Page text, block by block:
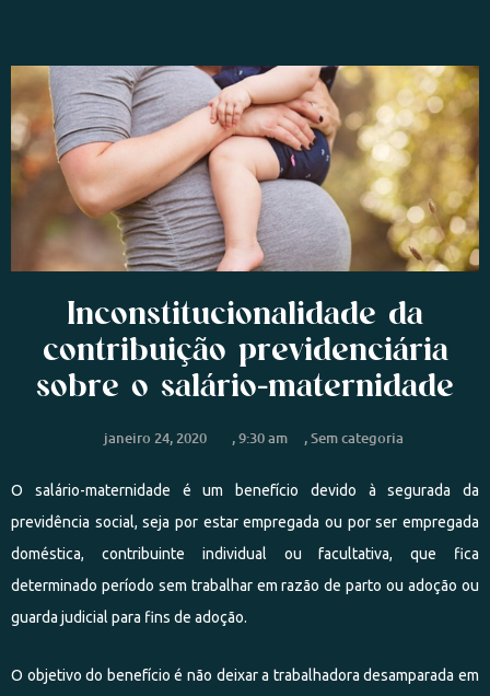
Inconstitucionalidade da
contribuição previdenciária
sobre o salário-maternidade
janeiro 24, 2020 ,9:30 am ,Sem categoria
O salário-maternidade é um benefício devido à segurada da
previdência social, seja por estar empregada ou por ser empregada
doméstica, contribuinte individual ou facultativa, que fica
determinado período sem trabalhar em razão de parto ou adoção ou
guarda judicial para fins de adoção.
O objetivo do benefício é não deixar a trabalhadora desamparada em